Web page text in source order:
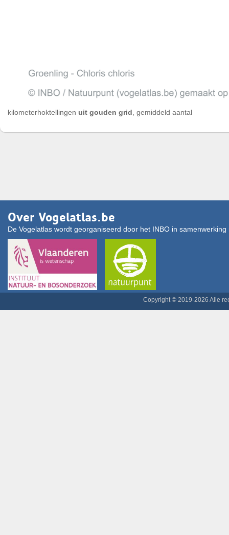
kilometerhoktellingen uit gouden grid , gemiddeld aantal
Over Vogelatlas.be
De Vogelatlas wordt georganiseerd door het INBO in
Copyright © 2019-2026 Alle